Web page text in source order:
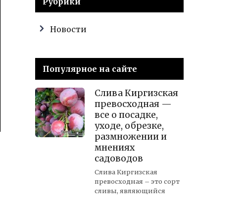
Новости
Популярное на сайте
Слива Киргизская
превосходная —
все о посадке,
уходе, обрезке,
размножении и
мнениях
садоводов
Слива Киргизская
превосходная – это сорт
сливы, являющийся